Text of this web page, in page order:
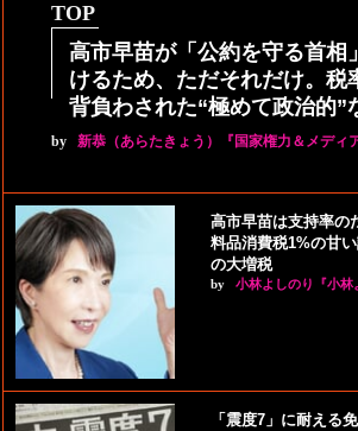
TOP
高市早苗が「公約を守る首相
けるため、ただそれだけ。税
背負わされた“極めて政治的”
by 新恭（あらたきょう）『国家権力＆メディ
高市早苗は支持率の
料品消費税1%の甘
の大増税
by 小林よしのり『小林
「震度7」に耐える